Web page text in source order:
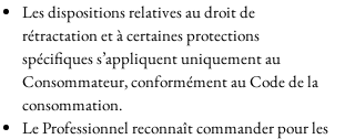
Les dispositions relatives au droit de
rétractation et à certaines protections
spécifiques s’appliquent uniquement au
Consommateur, conformément au Code de la
consommation.
Le Professionnel reconnaît commander pour les